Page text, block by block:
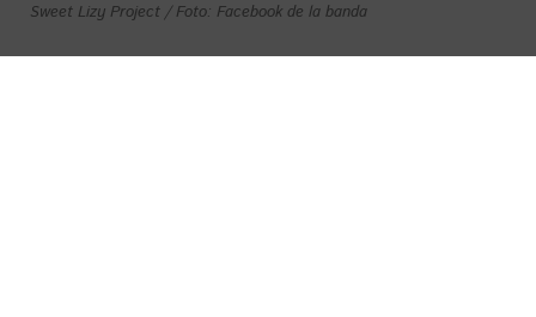
Sweet Lizy Project / Foto: Facebook de la banda